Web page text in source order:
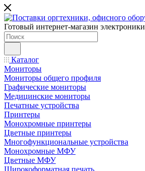
Готовый интернет-магазин электроники
Каталог
Мониторы
Мониторы общего профиля
Графические мониторы
Медицинские мониторы
Печатные устройства
Принтеры
Моноxромныe принтеры
Цвeтныe принтеры
Многофункциональные устройства
Монохромные МФУ
Цветные МФУ
Широкоформатная печать